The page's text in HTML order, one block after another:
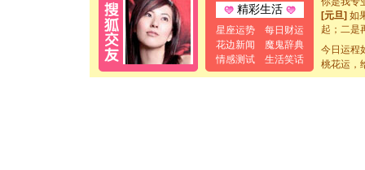
精彩生活
星座运势
每日财运
花边新闻
魔鬼辞典
情感测试
生活笑话
[元旦]如
起；二是
离。水晶
[元旦]当
泣，这痛
卖了。水
今日运程
桃花运，